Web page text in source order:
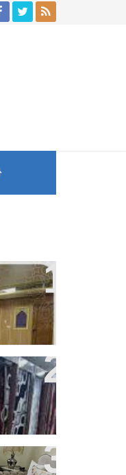
أفضل
بشمال
تعدد
شركتنا
ارخص